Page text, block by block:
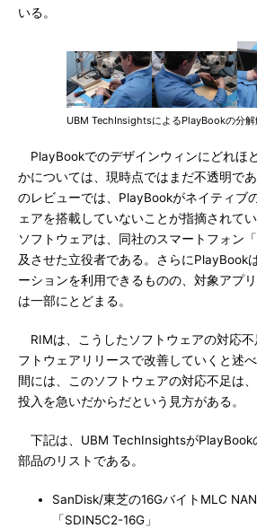
いる。
UBM TechInsightsによるPlayBookの分解
PlayBookでのデザインウィンにどれほ
かについては、現時点ではまだ不透明で
のレビューでは、PlayBookがネイティブ
ェアを搭載していないことが指摘されて
ソフトウェアは、同社のスマートフォン
及させた立役者である。さらにPlayBook
ーションを利用できるものの、対象アプ
は一部にとどまる。
RIMは、こうしたソフトウェアの対応不
フトウェアリリースで改善していくと述
間には、このソフトウェアの対応不足は
投入を急いだからだという見方がある。
下記は、UBM TechInsightsがPlayBook
部品のリストである。
SanDisk/東芝の16GバイトMLC
「SDIN5C2-16G」